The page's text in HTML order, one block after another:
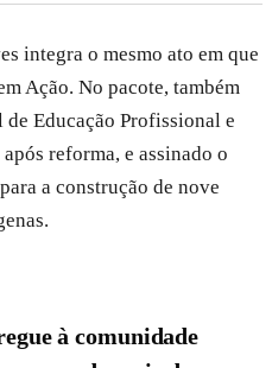
integra o mesmo ato em que
Ação. No pacote, também
Educação Profissional e
reforma, e assinado o
a construção de nove
à comunidade